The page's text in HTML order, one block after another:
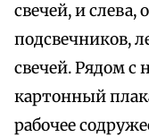
свечей, и
подсвечников,
свечей. Рядом с
картонный
рабочее